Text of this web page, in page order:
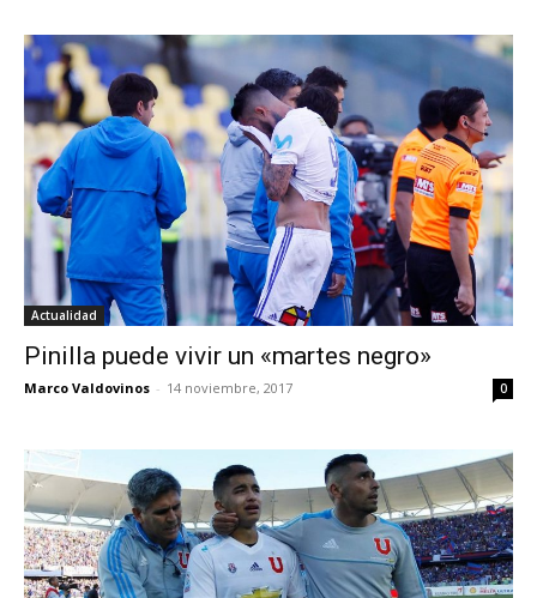
Actualidad
Pinilla puede vivir un «martes negro»
Marco Valdovinos - 14 noviembre, 2017 0